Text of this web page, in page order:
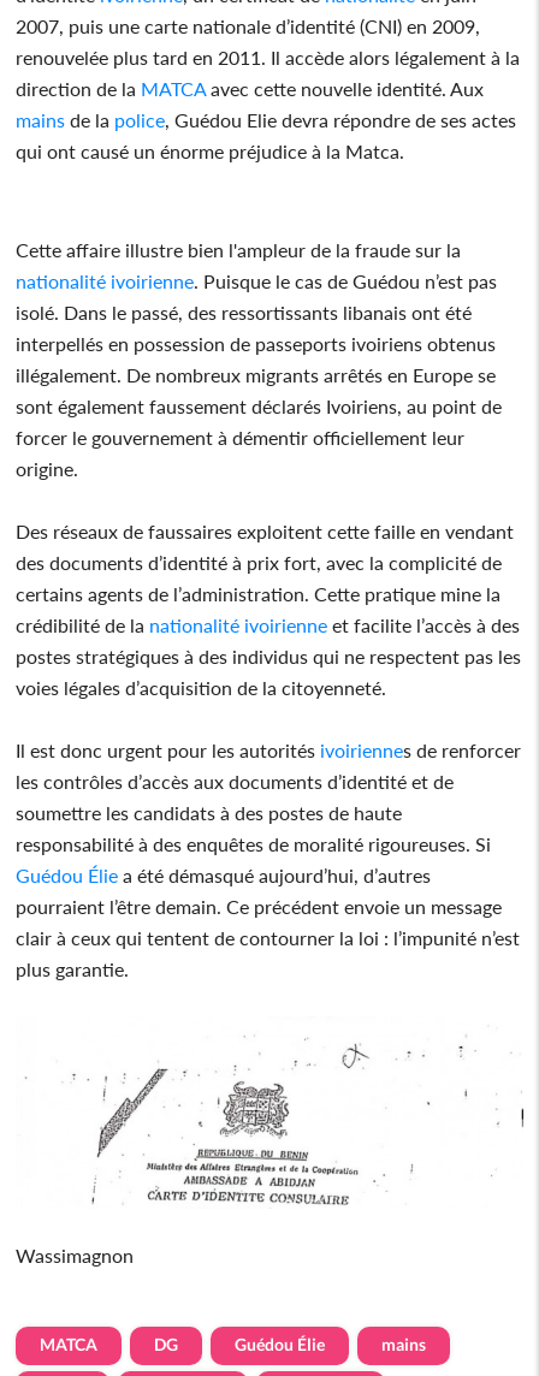
2007, puis une carte nationale d’identité (CNI) en 2009,
renouvelée plus tard en 2011. Il accède alors légalement à la
direction de la MATCA avec cette nouvelle identité. Aux
mains de la police , Guédou Elie devra répondre de ses actes
qui ont causé un énorme préjudice à la Matca.
Cette affaire illustre bien l'ampleur de la fraude sur la
nationalité ivoirienne . Puisque le cas de Guédou n’est pas
isolé. Dans le passé, des ressortissants libanais ont été
interpellés en possession de passeports ivoiriens obtenus
illégalement. De nombreux migrants arrêtés en Europe se
sont également faussement déclarés Ivoiriens, au point de
forcer le gouvernement à démentir officiellement leur
origine.
Des réseaux de faussaires exploitent cette faille en vendant
des documents d’identité à prix fort, avec la complicité de
certains agents de l’administration. Cette pratique mine la
crédibilité de la nationalité ivoirienne et facilite l’accès à des
postes stratégiques à des individus qui ne respectent pas les
voies légales d’acquisition de la citoyenneté.
Il est donc urgent pour les autorités ivoiriennes de renforcer
les contrôles d’accès aux documents d’identité et de
soumettre les candidats à des postes de haute
responsabilité à des enquêtes de moralité rigoureuses. Si
Guédou Élie a été démasqué aujourd’hui, d’autres
pourraient l’être demain. Ce précédent envoie un message
clair à ceux qui tentent de contourner la loi : l’impunité n’est
plus garantie.
Wassimagnon
MATCA DG Guédou Élie mains